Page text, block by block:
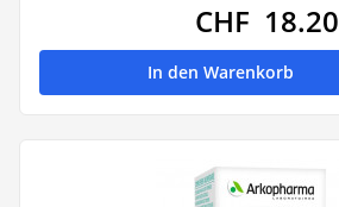
CHF 18.20
In den Warenkorb